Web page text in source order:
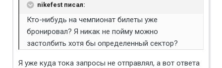
nikefest писал:
Кто-нибудь на чемпионат билеты уже
бронировал? Я никак не пойму можно
застолбить хотя бы определенный сектор?
Я уже куда тока запросы не отправлял, а вот ответа